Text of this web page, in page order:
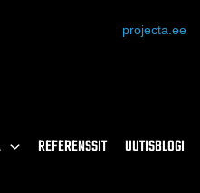
projecta.ee
REFERENSSIT UUTISBLOGI